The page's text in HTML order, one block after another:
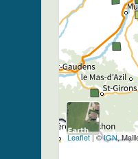
Leaflet| ©IGN,